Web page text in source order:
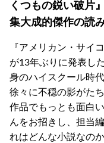
くつもの鋭い破片
集大成的傑作の読
『アメリカン・サイ
が13年ぶりに発表し
身のハイスクール時
徐々に不穏の影がた
作品でもっとも面白
んをお招きし、担当
れはどんな小説なのか